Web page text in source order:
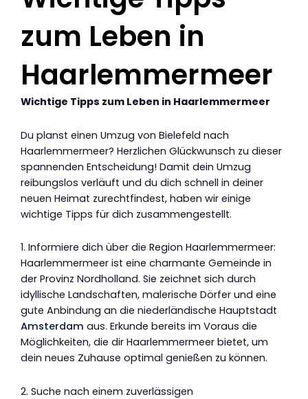
zum Leben in
Haarlemmermeer
Wichtige Tipps zum Leben in Haarlemmermeer
Du planst einen Umzug von Bielefeld nach
Haarlemmermeer? Herzlichen Glückwunsch zu dieser
spannenden Entscheidung! Damit dein Umzug
reibungslos verläuft und du dich schnell in deiner
neuen Heimat zurechtfindest, haben wir einige
wichtige Tipps für dich zusammengestellt.
1. Informiere dich über die Region Haarlemmermeer:
Haarlemmermeer ist eine charmante Gemeinde in
der Provinz Nordholland. Sie zeichnet sich durch
idyllische Landschaften, malerische Dörfer und eine
gute Anbindung an die niederländische Hauptstadt
Amsterdam aus. Erkunde bereits im Voraus die
Möglichkeiten, die dir Haarlemmermeer bietet, um
dein neues Zuhause optimal genießen zu können.
2. Suche nach einem zuverlässigen